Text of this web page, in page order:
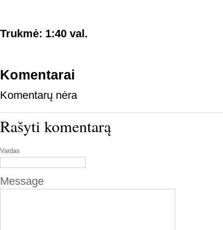
Trukmė: 1:40 val.
Komentarai
Komentarų nėra
Rašyti komentarą
Vardas
Message